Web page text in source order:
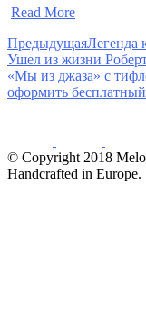
Read More
ПредыдущаяЛегенда
Ушел из жизни
«Мы из джаза» с
оформить
© Copyright 2018
Handcrafted in Europe.